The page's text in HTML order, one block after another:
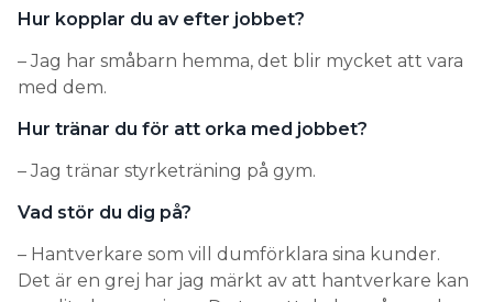
Hur kopplar du av efter jobbet?
– Jag har småbarn hemma, det blir mycket att vara
med dem.
Hur tränar du för att orka med jobbet?
– Jag tränar styrketräning på gym.
Vad stör du dig på?
– Hantverkare som vill dumförklara sina kunder.
Det är en grej har jag märkt av att hantverkare kan